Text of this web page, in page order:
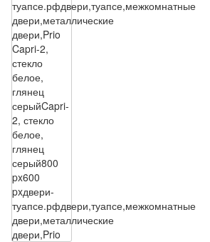
туапсе.рфдвери,туапсе,межкомнатные
двери,металлические
двери,Prio
Capri-2,
стекло
белое,
глянец
серыйCapri-
2, стекло
белое,
глянец
серый800
px600
pxдвери-
туапсе.рфдвери,туапсе,межкомнатные
двери,металлические
двери,Prio